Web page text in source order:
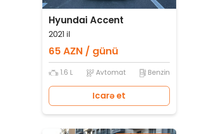
Hyundai Accent
2021 il
65 AZN / günü
1.6 L Avtomat Benzin
Icarə et